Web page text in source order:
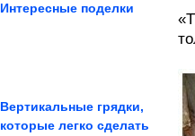
Интересные поделки
Вертикальные грядки,
которые легко сделать